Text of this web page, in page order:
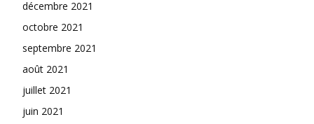
décembre 2021
octobre 2021
septembre 2021
août 2021
juillet 2021
juin 2021